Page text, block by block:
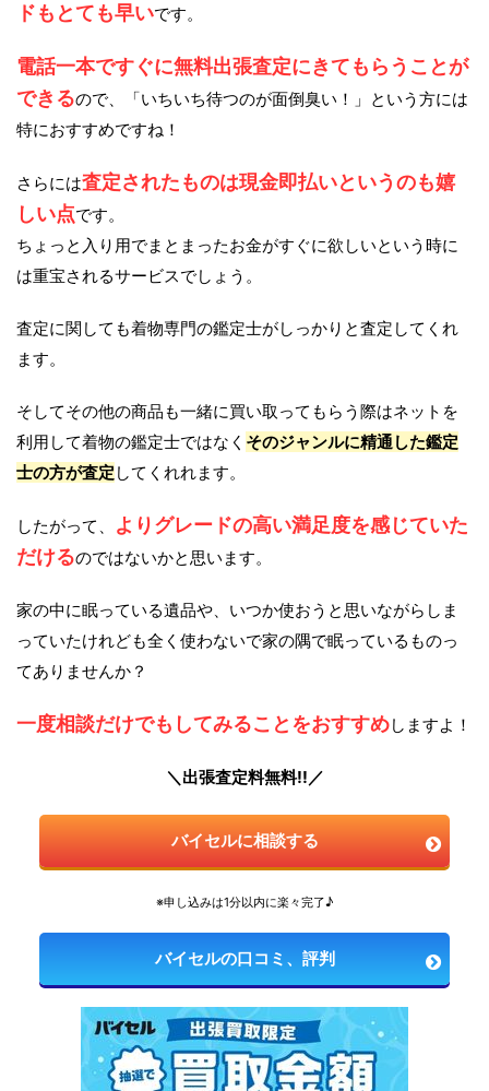
ドもとても早いです。
電話一本ですぐに無料出張査定にきてもらうことが
できるので、「いちいち待つのが面倒臭い！」という方には
特におすすめですね！
さらには査定されたものは現金即払いというのも嬉
しい点です。
ちょっと入り用でまとまったお金がすぐに欲しいという時に
は重宝されるサービスでしょう。
査定に関しても着物専門の鑑定士がしっかりと査定してくれ
ます。
そしてその他の商品も一緒に買い取ってもらう際はネットを
利用して着物の鑑定士ではなく そのジャンルに精通した鑑定
士の方が査定 してくれれます。
したがって、
よりグレードの高い満足度を感じていた
だけるのではないかと思います。
家の中に眠っている遺品や、いつか使おうと思いながらしま
っていたけれども全く使わないで家の隅で眠っているものっ
てありませんか？
一度相談だけでもしてみることをおすすめしますよ！
＼出張査定料無料!!／
バイセルに相談する
※申し込みは1分以内に楽々完了♪
バイセルの口コミ、評判